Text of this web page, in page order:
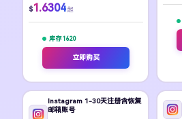
$1.6304 起
库存 1620
立即购买
Instagram 1-30天注册含恢复
邮箱账号